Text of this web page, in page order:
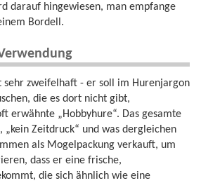
darauf hingewiesen, man empfange
Bordell.
sehr zweifelhaft - er soll im Hurenjargon
die es dort nicht gibt,
erwähnte „Hobbyhure“. Das gesamte
„kein Zeitdruck“ und was dergleichen
als Mogelpackung verkauft, um
dass er eine frische,
die sich ähnlich wie eine